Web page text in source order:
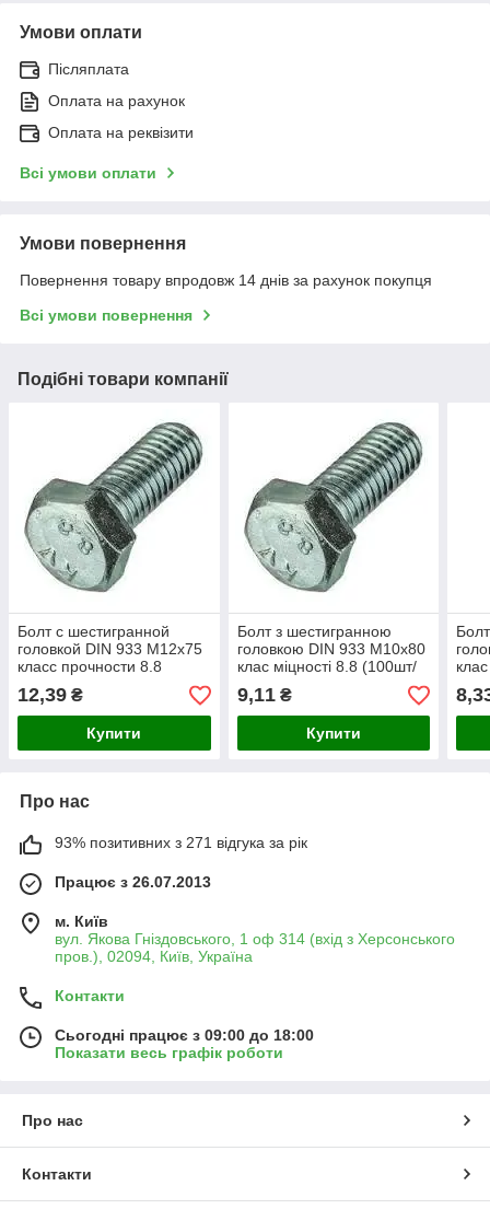
Умови оплати
Післяплата
Оплата на рахунок
Оплата на реквізити
Всі умови оплати
Умови повернення
Повернення товару впродовж 14 днів за рахунок покупця
Всі умови повернення
Подібні товари компанії
Болт с шестигранной
головкой DIN 933 М12х75
класс прочности 8.8
(50шт/уп)
12,39 ₴
Купити
Болт з шестигранною
головкою DIN 933 М10х80
клас міцності 8.8 (100шт/
уп)
9,11₴
Купити
уп)
Про нас
93% позитивних з 271 відгука за рік
Працює з 26.07.2013
м. Київ
вул. Якова Гніздовського, 1 оф 314 (вхід з Херсонського
пров.), 02094, Київ, Україна
Контакти
Сьогодні працює з 09:00 до 18:00
Показати весь графік роботи
Про нас
Контакти